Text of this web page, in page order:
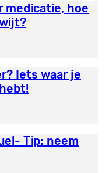
medicatie, hoe
Iets waar je
Tip: neem